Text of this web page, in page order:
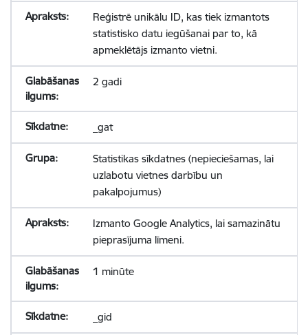
Reģistrē unikālu ID, kas tiek izmantots
statistisko datu iegūšanai par to, kā
apmeklētājs izmanto vietni.
2 gadi
_gat
Statistikas sīkdatnes (nepieciešamas, lai
uzlabotu vietnes darbību un
pakalpojumus)
Izmanto Google Analytics, lai samazinātu
pieprasījuma līmeni.
1 minūte
_gid